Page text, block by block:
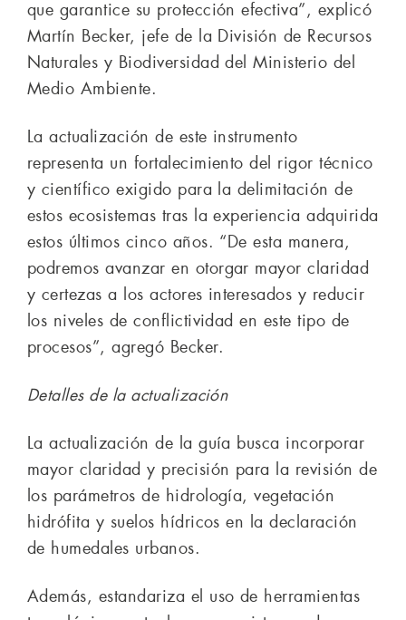
que garantice su protección efectiva”, explicó
Martín Becker, jefe de la División de Recursos
Naturales y Biodiversidad del Ministerio del
Medio Ambiente.
La actualización de este instrumento
representa un fortalecimiento del rigor técnico
y científico exigido para la delimitación de
estos ecosistemas tras la experiencia adquirida
estos últimos cinco años. “De esta manera,
podremos avanzar en otorgar mayor claridad
y certezas a los actores interesados y reducir
los niveles de conflictividad en este tipo de
procesos”, agregó Becker.
Detalles de la actualización
La actualización de la guía busca incorporar
mayor claridad y precisión para la revisión de
los parámetros de hidrología, vegetación
hidrófita y suelos hídricos en la declaración
de humedales urbanos.
Además, estandariza el uso de herramientas